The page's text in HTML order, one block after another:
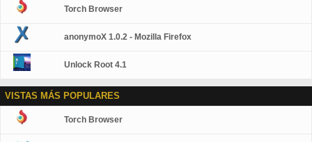
Torch Browser
anonymoX 1.0.2 - Mozilla Firefox
Unlock Root 4.1
VISTAS MÁS POPULARES
Torch Browser